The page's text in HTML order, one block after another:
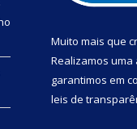
Muito mais que
Realizamos uma
garantimos em
leis de